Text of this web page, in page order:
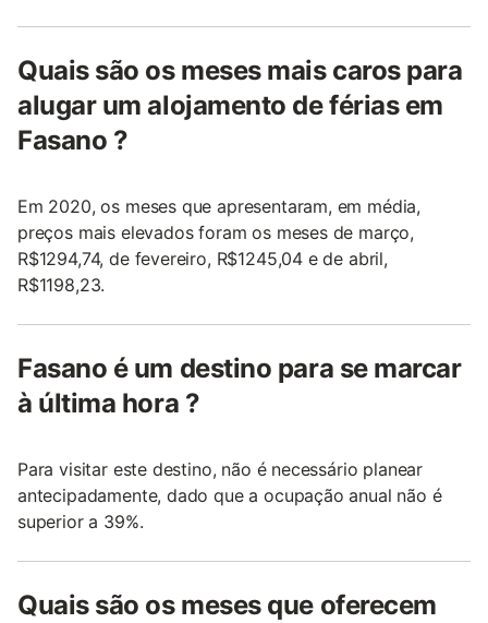
Quais são os meses mais caros para
alugar um alojamento de férias em
Fasano ?
Em 2020, os meses que apresentaram, em média,
preços mais elevados foram os meses de março,
R$1294,74, de fevereiro, R$1245,04 e de abril,
R$1198,23.
Fasano é um destino para se marcar
à última hora ?
Para visitar este destino, não é necessário planear
antecipadamente, dado que a ocupação anual não é
superior a 39%.
Quais são os meses que oferecem